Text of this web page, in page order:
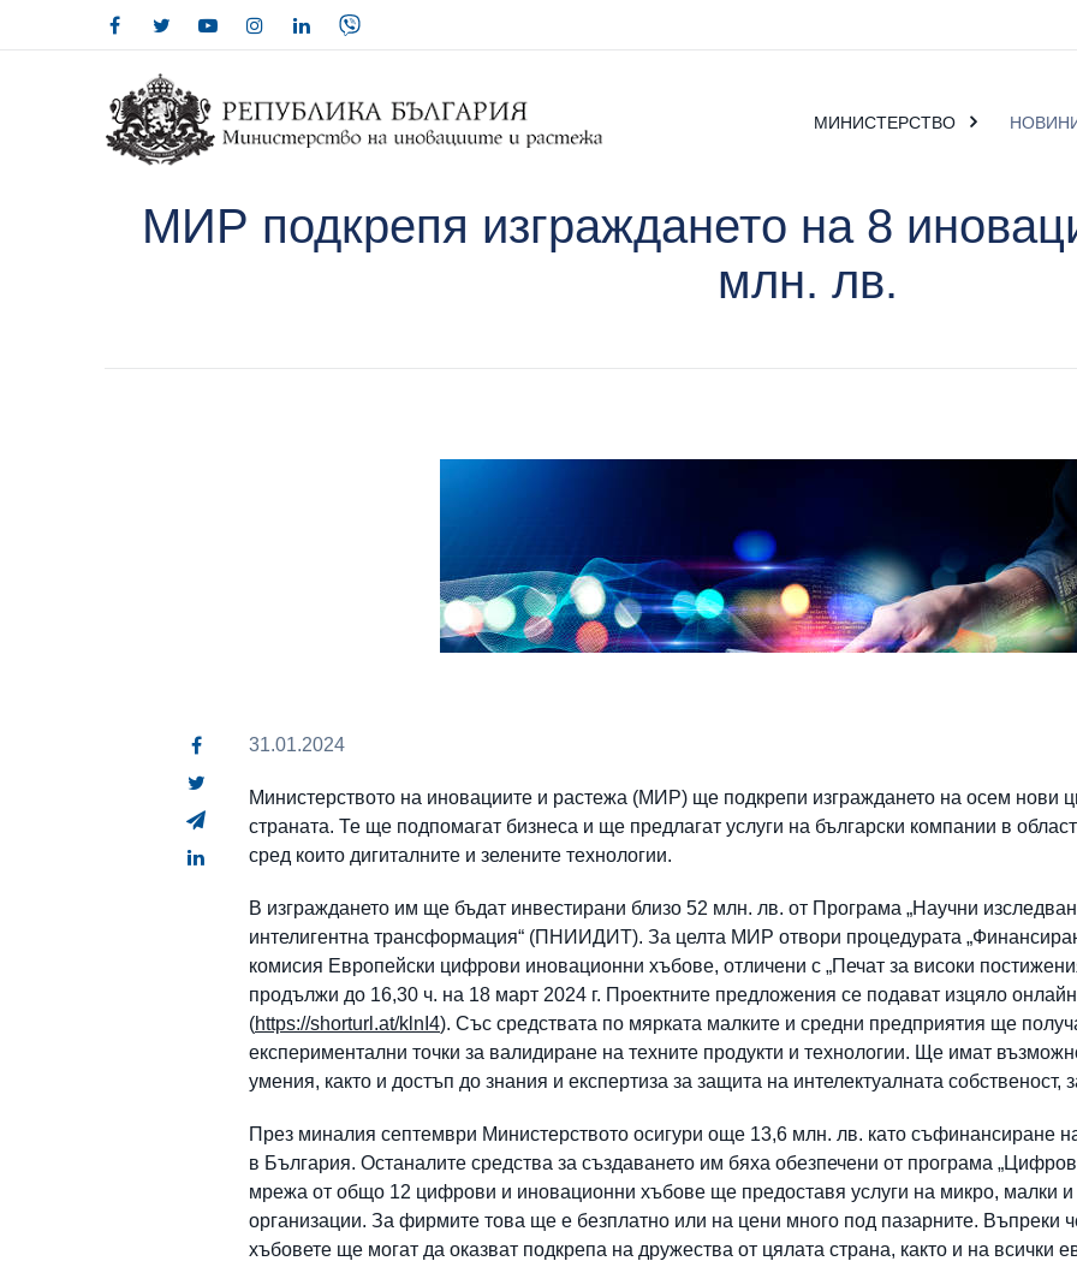
МИНИСТЕРСТВО
МИР подкрепя изграждането на 8
млн. лв.
31.01.2024
Министерството на иновациите и растежа (МИР) ще подкрепи изграждането на осем нови
страната. Те ще подпомагат бизнеса и ще предлагат услуги на български компании в
сред които дигиталните и зелените технологии.
В изграждането им ще бъдат инвестирани близо 52 млн. лв. от Програма „Научни
интелигентна трансформация“ (ПНИИДИТ). За целта МИР отвори процедурата
комисия Европейски цифрови иновационни хъбове, отличени с „Печат за високи
продължи до 16,30 ч. на 18 март 2024 г. Проектните предложения се подават изцяло
(https://shorturl.at/klnI4). Със средствата по мярката малките и средни предприятия ще
експериментални точки за валидиране на техните продукти и технологии. Ще имат
умения, както и достъп до знания и експертиза за защита на интелектуалната
През миналия септември Министерството осигури още 13,6 млн. лв. като съфинансиране
в България. Останалите средства за създаването им бяха обезпечени от програма
мрежа от общо 12 цифрови и иновационни хъбове ще предоставя услуги на микро, малки
организации. За фирмите това ще е безплатно или на цени много под пазарните. Въпреки
хъбовете ще могат да оказват подкрепа на дружества от цялата страна, както и на всички